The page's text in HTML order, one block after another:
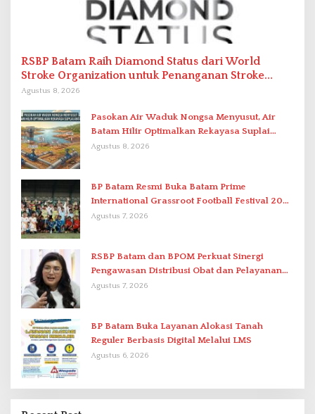
RSBP Batam Raih Diamond Status dari World
Stroke Organization untuk Penanganan Stroke
Berstandar Internasional
Agustus 8, 2026
Pasokan Air Waduk Nongsa Menyusut, Air
Batam Hilir Optimalkan Rekayasa Suplai
Antar-IPAM
Agustus 8, 2026
BP Batam Resmi Buka Batam Prime
International Grassroot Football Festival 2026
di Stadion Temenggung Abdul Jamal
Agustus 7, 2026
RSBP Batam dan BPOM Perkuat Sinergi
Pengawasan Distribusi Obat dan Pelayanan
Kefarmasian
Agustus 7, 2026
BP Batam Buka Layanan Alokasi Tanah
Reguler Berbasis Digital Melalui LMS
Agustus 6, 2026